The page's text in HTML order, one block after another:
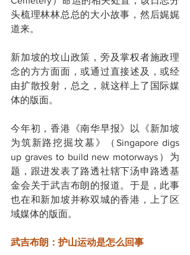
头梳理林林总总的大小故事，然后娓娓
道来。
新加坡的坟山政策，旁及掌权者施政理
念的方方面面，或通过直接述及，或经
由扩散投射，总之，就这样上了国际媒
体的版面。
今年初，香港《南华早报》以《新加坡
为筑新路挖掘坟墓》（Singapore digs
up graves to build new motorways）为
题，跟进发表了路透社辖下汤申路透基
金会关于武吉布朗的报道。于是，此事
也在和新加坡并称双城的香港，上了区
域媒体的版面。
武吉布朗：护山运动是怎么回事